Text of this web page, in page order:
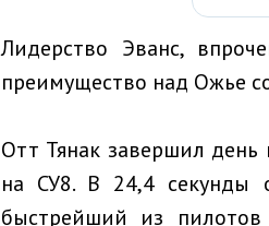
Лидерство Эванс,
преимущество над Ожье
Отт Тянак завершил день
на СУ8. В 24,4 секунды
быстрейший из